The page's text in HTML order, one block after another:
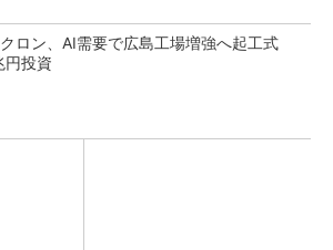
ロン、AI需要で広島工場増強へ起工式
円投資